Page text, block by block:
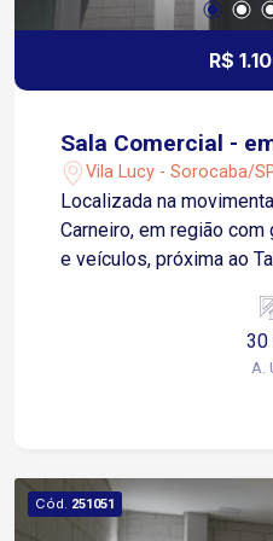
R$
Sala Comercial -
Vila Lucy - Sorocaba/
Localizada na
Carneiro, em região
e veículos, próxima ao
aproximadamente 30m²
1 banheiro Ideal para
em uma das avenidas
cidade, com
30
A.
Cód. 251051